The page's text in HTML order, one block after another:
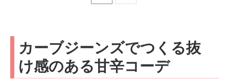
カーブジーンズでつくる抜
け感のある甘辛コーデ